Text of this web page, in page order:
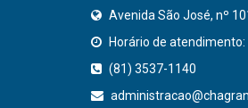
Avenida São José, nº
Horário de
(81) 3537-1140